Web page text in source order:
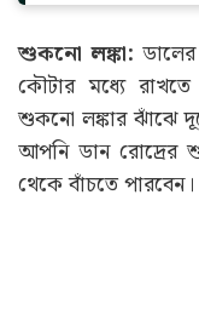
শুকনো লঙ্কা:
কৌটার মধ্যে
শুকনো লঙ্কার ঝাঁঝে
আপনি ডান রোদ্রের
থেকে বাঁচতে পারবেন।